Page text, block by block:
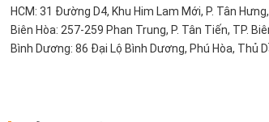
HCM: 31 Đường D4, Khu Him Lam Mới, P. Tân Hưng,
Biên Hòa: 257-259 Phan Trung, P. Tân Tiến, TP.
Bình Dương: 86 Đại Lộ Bình Dương, Phú Hòa, Thủ